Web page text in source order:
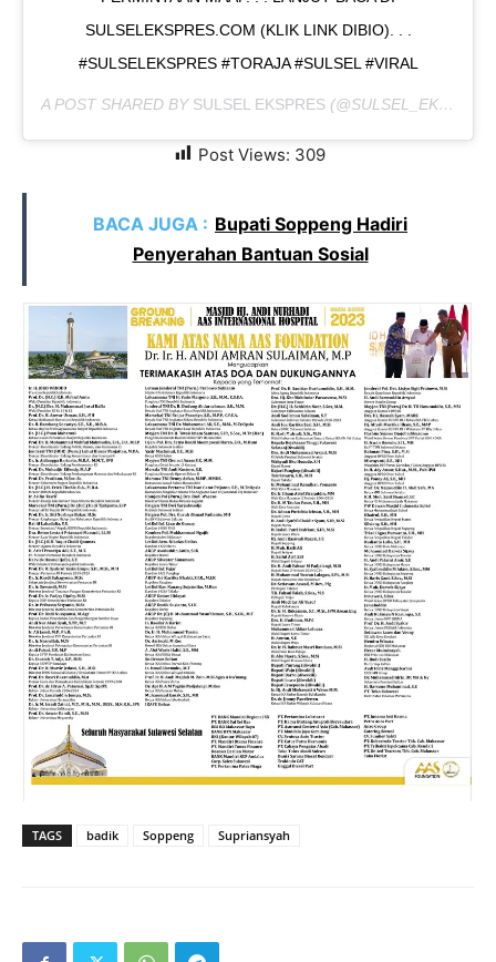
SULSELEKSPRES.COM (KLIK LINK DIBIO). . .
#SULSELEKSPRES #TORAJA #SULSEL #VIRAL
A POST SHARED BY SULSEL EKSPRES (@SULSEL_EKSPRES) ON
Post Views: 309
BACA JUGA : Bupati Soppeng Hadiri
Penyerahan Bantuan Sosial
TAGS badik Soppeng Supriansyah